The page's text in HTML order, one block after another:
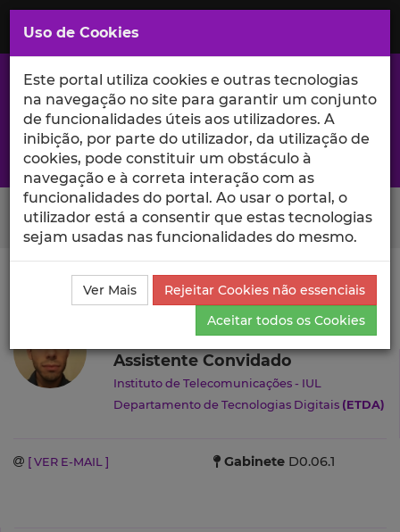
Saltar
para
Conteúdo
Principal
A excelência da investigação e ciência no Iscte
Search Button
Ciência_Iscte Autores Gonçalo Ribeiro Currículo
Gonçalo Ribeiro
Assistente Convidado
Instituto de Telecomunicações - IUL
Departamento de Tecnologias Digitais (ETDA)
[ VER E-MAIL ] Gabinete D0.06.1
Uso de Cookies
Este portal utiliza cookies e outras tecnologias
na navegação no site para garantir um conjunto
de funcionalidades úteis aos utilizadores. A
inibição, por parte do utilizador, da utilização de
cookies, pode constituir um obstáculo à
navegação e à correta interação com as
funcionalidades do portal. Ao usar o portal, o
utilizador está a consentir que estas tecnologias
sejam usadas nas funcionalidades do mesmo.
Ver Mais
Rejeitar Cookies não essenciais
Aceitar todos os Cookies